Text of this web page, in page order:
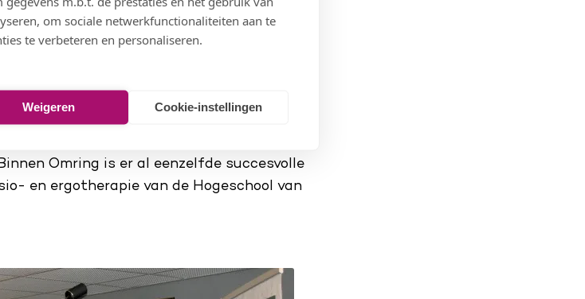
om sociale netwerkfunctionaliteiten aan te
te verbeteren en personaliseren.
Weigeren Cookie-instellingen
en in de wijkzorgteams.
verzorgen van onderwijs met het hbo –
onderzoeken – is zeer stimulerend”, zegt
trots. “Het leidt tot doorbraken in
het gebruik van data en digitalisering.
relatie en nieuw evenwicht tussen
Omring is er al eenzelfde succesvolle
en ergotherapie van de Hogeschool van